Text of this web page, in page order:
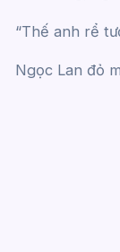
“Thế anh rể
Ngọc Lan đỏ